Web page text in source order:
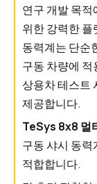
연구 개발 목
위한 강력한
동력계는 단순
구동 차량에 적
상용차 테스트
제공합니다.
TeSys 8x8 멀
구동 샤시 동
적합합니다.